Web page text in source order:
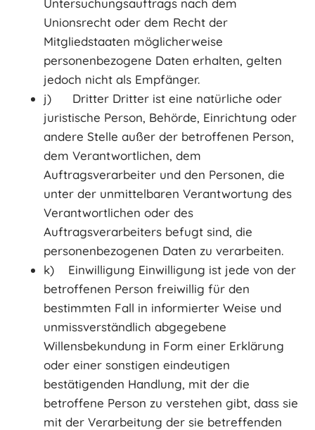
Untersuchungsauftrags nach dem
Unionsrecht oder dem Recht der
Mitgliedstaaten möglicherweise
personenbezogene Daten erhalten, gelten
jedoch nicht als Empfänger.
j) Dritter Dritter ist eine natürliche oder
juristische Person, Behörde, Einrichtung oder
andere Stelle außer der betroffenen Person,
dem Verantwortlichen, dem
Auftragsverarbeiter und den Personen, die
unter der unmittelbaren Verantwortung des
Verantwortlichen oder des
Auftragsverarbeiters befugt sind, die
personenbezogenen Daten zu verarbeiten.
k) Einwilligung Einwilligung ist jede von der
betroffenen Person freiwillig für den
bestimmten Fall in informierter Weise und
unmissverständlich abgegebene
Willensbekundung in Form einer Erklärung
oder einer sonstigen eindeutigen
bestätigenden Handlung, mit der die
betroffene Person zu verstehen gibt, dass sie
mit der Verarbeitung der sie betreffenden